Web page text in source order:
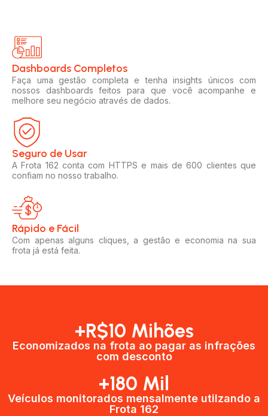
Dashboards Completos​​
Faça uma gestão completa e tenha insights únicos com
nossos dashboards feitos para que você acompanhe e
melhore seu negócio através de dados.
Seguro de Usar​
A Frota 162 conta com HTTPS e mais de 600 clientes que
confiam no nosso trabalho.
Rápido e Fácil​
Com apenas alguns cliques, a gestão e economia na sua
frota já está feita.
+R$10 Mihões
Economizados na frota ao pagar as infrações
com desconto
+180 Mil
Veículos monitorados mensalmente utilzando a
Frota 162